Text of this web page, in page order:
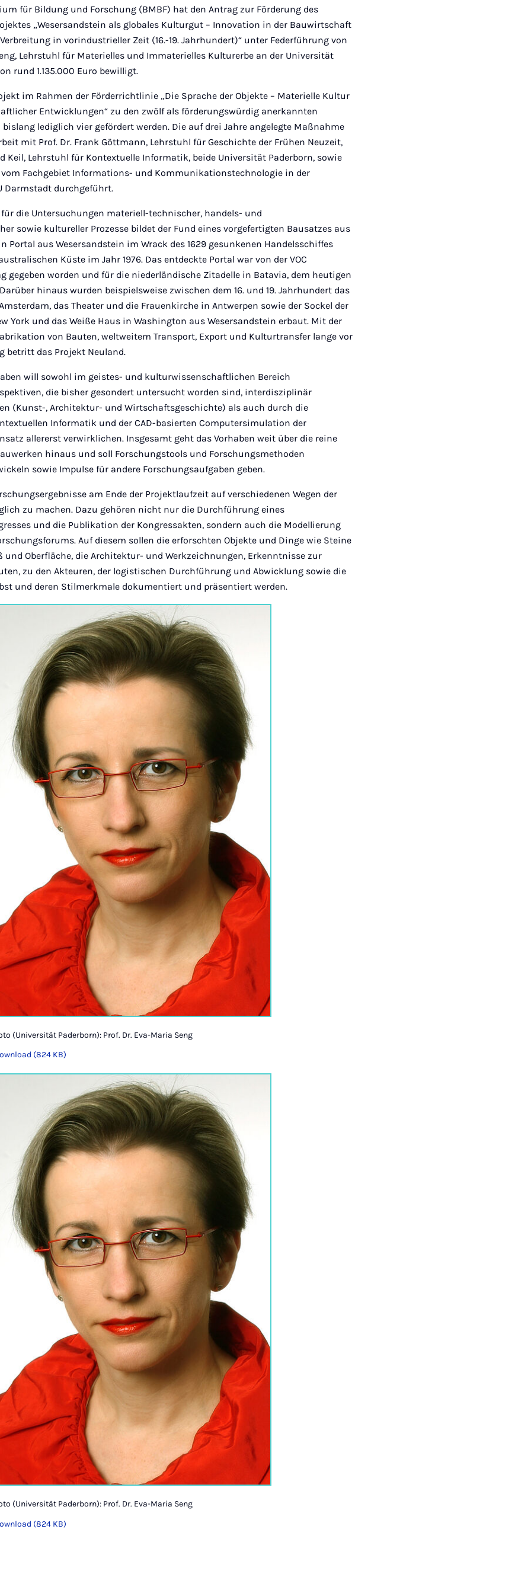
für Bildung und Forschung (BMBF) hat den Antrag zur Förderung des
„Wesersandstein als globales Kulturgut – Innovation in der Bauwirtschaft
in vorindustrieller Zeit (16.-19. Jahrhundert)“ unter Federführung von
Lehrstuhl für Materielles und Immaterielles Kulturerbe an der Universität
rund 1.135.000 Euro bewilligt.
im Rahmen der Förderrichtlinie „Die Sprache der Objekte – Materielle Kultur
Entwicklungen“ zu den zwölf als förderungswürdig anerkannten
bislang lediglich vier gefördert werden. Die auf drei Jahre angelegte Maßnahme
mit Prof. Dr. Frank Göttmann, Lehrstuhl für Geschichte der Frühen Neuzeit,
Keil, Lehrstuhl für Kontextuelle Informatik, beide Universität Paderborn, sowie
vom Fachgebiet Informations- und Kommunikationstechnologie in der
Darmstadt durchgeführt.
die Untersuchungen materiell-technischer, handels- und
sowie kultureller Prozesse bildet der Fund eines vorgefertigten Bausatzes aus
Portal aus Wesersandstein im Wrack des 1629 gesunkenen Handelsschiffes
Küste im Jahr 1976. Das entdeckte Portal war von der VOC
gegeben worden und für die niederländische Zitadelle in Batavia, dem heutigen
hinaus wurden beispielsweise zwischen dem 16. und 19. Jahrhundert das
das Theater und die Frauenkirche in Antwerpen sowie der Sockel der
York und das Weiße Haus in Washington aus Wesersandstein erbaut. Mit der
von Bauten, weltweitem Transport, Export und Kulturtransfer lange vor
betritt das Projekt Neuland.
will sowohl im geistes- und kulturwissenschaftlichen Bereich
die bisher gesondert untersucht worden sind, interdisziplinär
(Kunst-, Architektur- und Wirtschaftsgeschichte) als auch durch die
Informatik und der CAD-basierten Computersimulation der
allererst verwirklichen. Insgesamt geht das Vorhaben weit über die reine
hinaus und soll Forschungstools und Forschungsmethoden
sowie Impulse für andere Forschungsaufgaben geben.
am Ende der Projektlaufzeit auf verschiedenen Wegen der
zu machen. Dazu gehören nicht nur die Durchführung eines
und die Publikation der Kongressakten, sondern auch die Modellierung
Auf diesem sollen die erforschten Objekte und Dinge wie Steine
und Oberfläche, die Architektur- und Werkzeichnungen, Erkenntnisse zur
zu den Akteuren, der logistischen Durchführung und Abwicklung sowie die
und deren Stilmerkmale dokumentiert und präsentiert werden.
(Universität Paderborn): Prof. Dr. Eva-Maria Seng
(824 KB)
(Universität Paderborn): Prof. Dr. Eva-Maria Seng
(824 KB)